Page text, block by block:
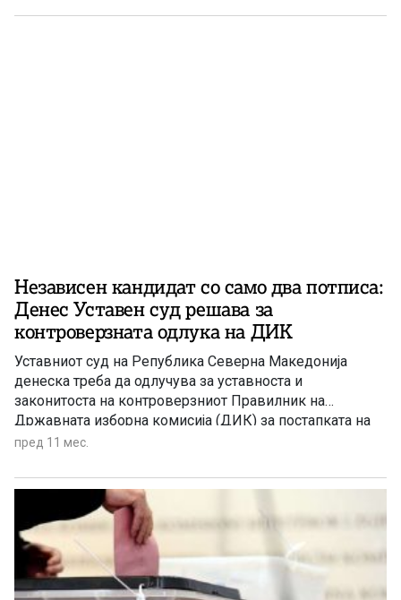
Независен кандидат со само два потписа:
Денес Уставен суд решава за
контроверзната одлука на ДИК
Уставниот суд на Република Северна Македонија
денеска треба да одлучува за уставноста и
законитоста на контроверзниот Правилник на
Државната изборна комисија (ДИК) за постапката на
собирање потписи за поддршка на кандидатски листи
пред 11 мес.